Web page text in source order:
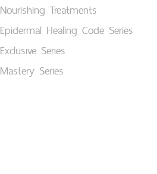
Nourishing Treatments
Epidermal Healing Code Series
Exclusive Series
Mastery Series